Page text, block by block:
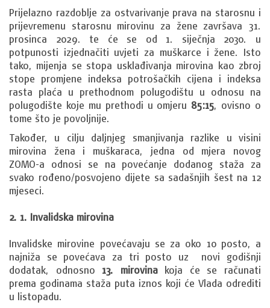
Prijelazno razdoblje za ostvarivanje prava na starosnu i
prijevremenu starosnu mirovinu za žene završava 31.
prosinca 2029. te će se od 1. siječnja 2030. u
potpunosti izjednačiti uvjeti za muškarce i žene. Isto
tako, mijenja se stopa usklađivanja mirovina kao zbroj
stope promjene indeksa potrošačkih cijena i indeksa
rasta plaća u prethodnom polugodištu u odnosu na
polugodište koje mu prethodi u omjeru 85:15, ovisno o
tome što je povoljnije.
Također, u cilju daljnjeg smanjivanja razlike u visini
mirovina žena i muškaraca, jedna od mjera novog
ZOMO-a odnosi se na povećanje dodanog staža za
svako rođeno/posvojeno dijete sa sadašnjih šest na 12
mjeseci.
2. 1. Invalidska mirovina
Invalidske mirovine povećavaju se za oko 10 posto, a
najniža se povećava za tri posto uz novi godišnji
dodatak, odnosno 13. mirovinakoja će se računati
prema godinama staža puta iznos koji će Vlada odrediti
u listopadu.